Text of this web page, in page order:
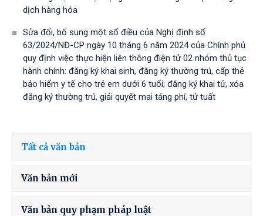
dịch hàng hóa
Sửa đổi, bổ sung một số điều của Nghị định số
63/2024/NĐ-CP ngày 10 tháng 6 năm 2024 của Chính phủ
quy định việc thực hiện liên thông điện tử 02 nhóm thủ tục
hành chính: đăng ký khai sinh, đăng ký thường trú, cấp thẻ
bảo hiểm y tế cho trẻ em dưới 6 tuổi; đăng ký khai tử, xóa
đăng ký thường trú, giải quyết mai táng phí, tử tuất
Tất cả văn bản
Văn bản mới
Văn bản quy phạm pháp luật